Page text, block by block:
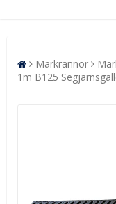
Markrännor
1m B125